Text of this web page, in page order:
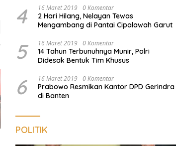
4 16 Maret 2019 0 Komentar
2 Hari Hilang, Nelayan Tewas
Mengambang di Pantai Cipalawah Garut
5 16 Maret 2019 0 Komentar
14 Tahun Terbunuhnya Munir, Polri
Didesak Bentuk Tim Khusus
6 16 Maret 2019 0 Komentar
Prabowo Resmikan Kantor DPD Gerindra
di Banten
POLITIK